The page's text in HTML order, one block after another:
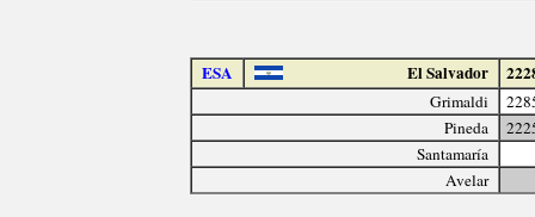
ESA El Salvador
Grimaldi
Pineda
Santamaría
Avelar